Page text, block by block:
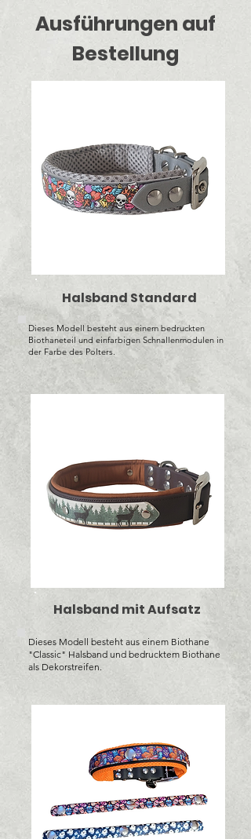
Ausführungen auf
Bestellung
Halsband Standard
Dieses Modell besteht aus einem bedruckten
Biothaneteil und einfarbigen Schnallenmodulen in
der Farbe des Polters.
Halsband mit Aufsatz
Dieses Modell besteht aus einem Biothane
"Classic" Halsband und bedrucktem Biothane
als Dekorstreifen.